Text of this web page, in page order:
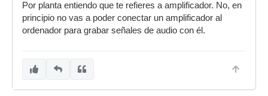
Por planta entiendo que te refieres a amplificador. No, en
principio no vas a poder conectar un amplificador al
ordenador para grabar señales de audio con él.